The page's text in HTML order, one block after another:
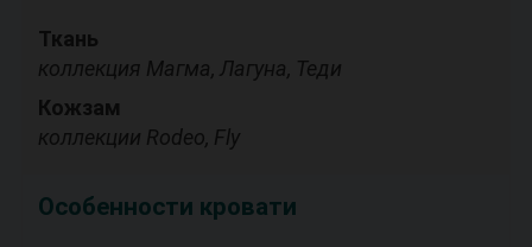
Ткань
коллекция Магма, Лагуна, Теди
Кожзам
коллекции Rodeo, Fly
Особенности кровати